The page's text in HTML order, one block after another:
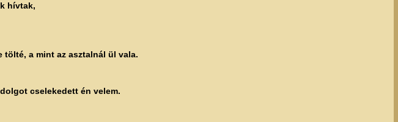
hívtak,
tölté, a mint az asztalnál ül vala.
cselekedett én velem.